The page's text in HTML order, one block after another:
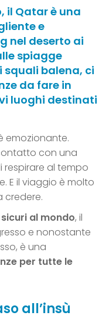
il Qatar è una
e
nel deserto ai
spiagge
squali balena, ci
da fare in
luoghi destinati
emozionante.
con una
respirare al tempo
E il viaggio è molto
credere.
al mondo, il
e nonostante
è una
per tutte le
all’insù